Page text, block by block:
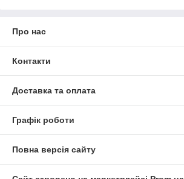
Про нас
Контакти
Доставка та оплата
Графік роботи
Повна версія сайту